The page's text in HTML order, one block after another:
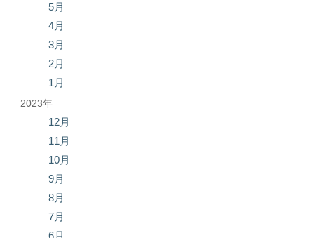
5月
4月
3月
2月
1月
2023年
12月
11月
10月
9月
8月
7月